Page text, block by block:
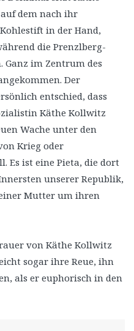
dem nach ihr
in der Hand,
die Prenzlberg-
im Zentrum des
Der
entschied, dass
Käthe Kollwitz
Wache unter den
Krieg oder
Es ist eine Pieta, die dort
unserer Republik,
Mutter um ihren
von Käthe Kollwitz
sogar ihre Reue, ihn
als er euphorisch in den